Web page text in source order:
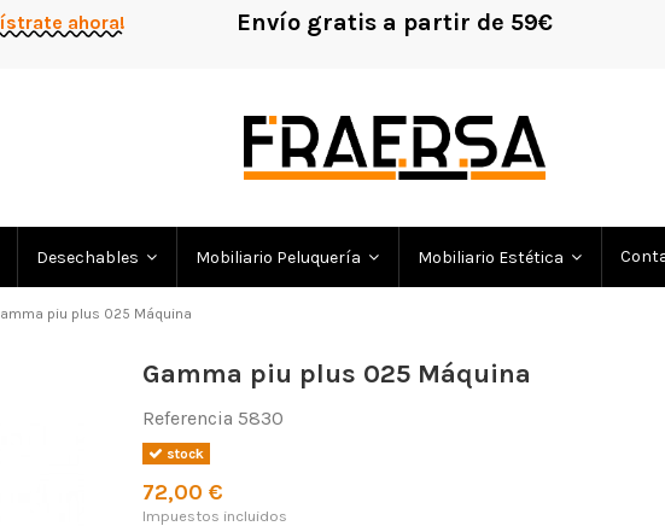
ahora! Envío gratis a partir de 59€
Desechables Mobiliario Peluquería Mobiliario Estética
piu plus 025 Máquina
Gamma piu plus 025 Máquina
Referencia 5830
stock
72,00 €
Impuestos incluidos